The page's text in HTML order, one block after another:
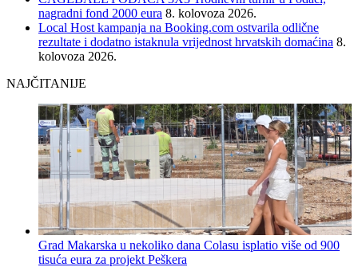
nagradni fond 2000 eura 8. kolovoza 2026.
Local Host kampanja na Booking.com ostvarila odlične
rezultate i dodatno istaknula vrijednost hrvatskih domaćina 8.
kolovoza 2026.
NAJČITANIJE
Grad Makarska u nekoliko dana Colasu isplatio više od 900
tisuća eura za projekt Peškera